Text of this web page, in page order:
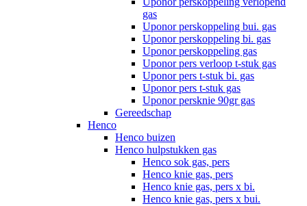
gas
Uponor perskoppeling bui. gas
Uponor perskoppeling bi. gas
Uponor perskoppeling gas
Uponor pers verloop t-stuk gas
Uponor pers t-stuk bi. gas
Uponor pers t-stuk gas
Uponor persknie 90gr gas
Gereedschap
Henco
Henco buizen
Henco hulpstukken gas
Henco sok gas, pers
Henco knie gas, pers
Henco knie gas, pers x bi.
Henco knie gas, pers x bui.